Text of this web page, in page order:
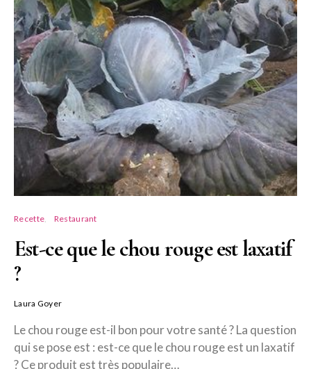
Recette Restaurant
Est-ce que le chou rouge est laxatif
?
Laura Goyer
Le chou rouge est-il bon pour votre santé ? La question
qui se pose est : est-ce que le chou rouge est un laxatif
? Ce produit est très populaire…